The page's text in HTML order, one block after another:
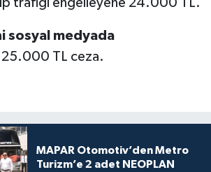
sosyal medyada
25.000 TL ceza.
MAPAR Otomotiv’den Metro
Turizm’e 2 adet NEOPLAN